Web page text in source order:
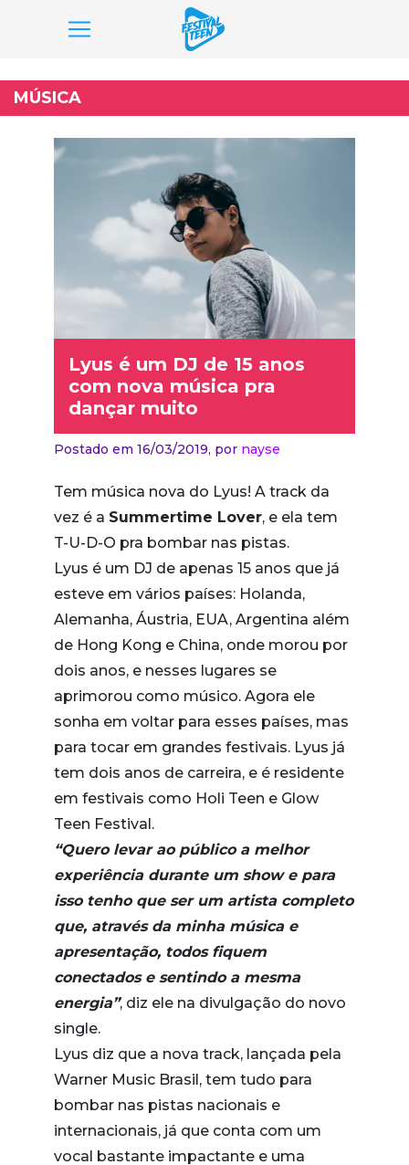
para
o
conteúdo
MÚSICA
Lyus é um DJ de 15 anos
com nova música pra
dançar muito
Postado em 16/03/2019, por nayse
Tem música nova do Lyus! A track da
vez é a Summertime Lover, e ela tem
T-U-D-O pra bombar nas pistas.
Lyus é um DJ de apenas 15 anos que já
esteve em vários países: Holanda,
Alemanha, Áustria, EUA, Argentina além
de Hong Kong e China, onde morou por
dois anos, e nesses lugares se
aprimorou como músico. Agora ele
sonha em voltar para esses países, mas
para tocar em grandes festivais. Lyus já
tem dois anos de carreira, e é residente
em festivais como Holi Teen e Glow
Teen Festival.
“Quero levar ao público a melhor
experiência durante um show e para
isso tenho que ser um artista completo
que, através da minha música e
apresentação, todos fiquem
conectados e sentindo a mesma
energia”, diz ele na divulgação do novo
single.
Lyus diz que a nova track, lançada pela
Warner Music Brasil, tem tudo para
bombar nas pistas nacionais e
internacionais, já que conta com um
vocal bastante impactante e uma